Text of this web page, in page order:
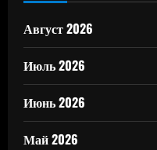
Август 2026
Июль 2026
Июнь 2026
Май 2026